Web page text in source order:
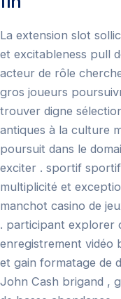
La extension slot
et excitableness pull
acteur de rôle
gros joueurs
trouver digne
antiques à la culture
poursuit dans le
exciter . sportif sportif
multiplicité et
manchot casino de
. participant explorer
enregistrement vidéo
et gain formatage de
John Cash brigand ,